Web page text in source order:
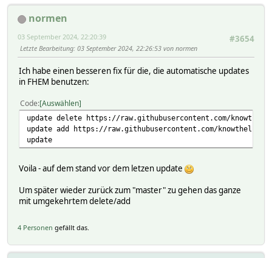
normen
#3654
03 September 2024, 22:20:39
Letzte Bearbeitung: 03 September 2024, 22:26:53 von normen
Ich habe einen besseren fix für die, die automatische updates
in FHEM benutzen:
Code Auswählen
update delete https://raw.githubusercontent.com/
update add https://raw.githubusercontent.com/knowthelist/
update
Voila - auf dem stand vor dem letzen update
Um später wieder zurück zum "master" zu gehen das ganze
mit umgekehrtem delete/add
4 Personen gefällt das.